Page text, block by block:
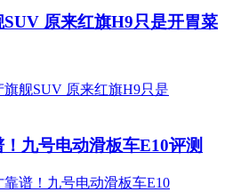
原来红旗H9只是开胃菜
九号电动滑板车E10评测